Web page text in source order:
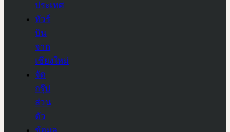
ประเทศ
ทัวร์
บิน
จาก
เชียงใหม่
จัด
กรุ๊ป
ส่วน
ตัว